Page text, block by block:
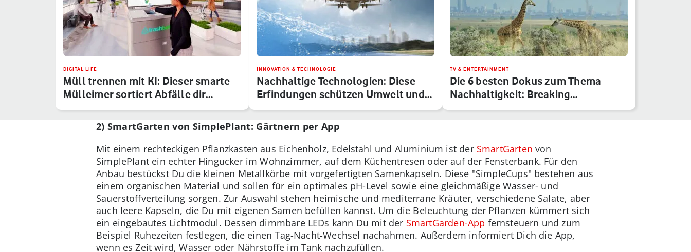
DIGITAL LIFE
Müll trennen mit KI: Dieser smarte
Mülleimer sortiert Abfälle dir…
INNOVATION & TECHNOLOGIE
Nachhaltige Technologien: Diese
Erfindungen schützen Umwelt und
K…
TV & ENTERTAINMENT
Die 6 besten Dokus zum Thema
Nachhaltigkeit: Breaking
Boundaries …
2) SmartGarten von SimplePlant: Gärtnern per App
Mit einem rechteckigen Pflanzkasten aus Eichenholz, Edelstahl und Aluminium ist der SmartGarten von
SimplePlant ein echter Hingucker im Wohnzimmer, auf dem Küchentresen oder auf der Fensterbank. Für den
Anbau bestückst Du die kleinen Metallkörbe mit vorgefertigten Samenkapseln. Diese "SimpleCups" bestehen aus
einem organischen Material und sollen für ein optimales pH-Level sowie eine gleichmäßige Wasser- und
Sauerstoffverteilung sorgen. Zur Auswahl stehen heimische und mediterrane Kräuter, verschiedene Salate, aber
auch leere Kapseln, die Du mit eigenen Samen befüllen kannst. Um die Beleuchtung der Pflanzen kümmert sich
ein eingebautes Lichtmodul. Dessen dimmbare LEDs kann Du mit der SmartGarden-App fernsteuern und zum
Beispiel Ruhezeiten festlegen, die einen Tag-Nacht-Wechsel nachahmen. Außerdem informiert Dich die App,
wenn es Zeit wird, Wasser oder Nährstoffe im Tank nachzufüllen.